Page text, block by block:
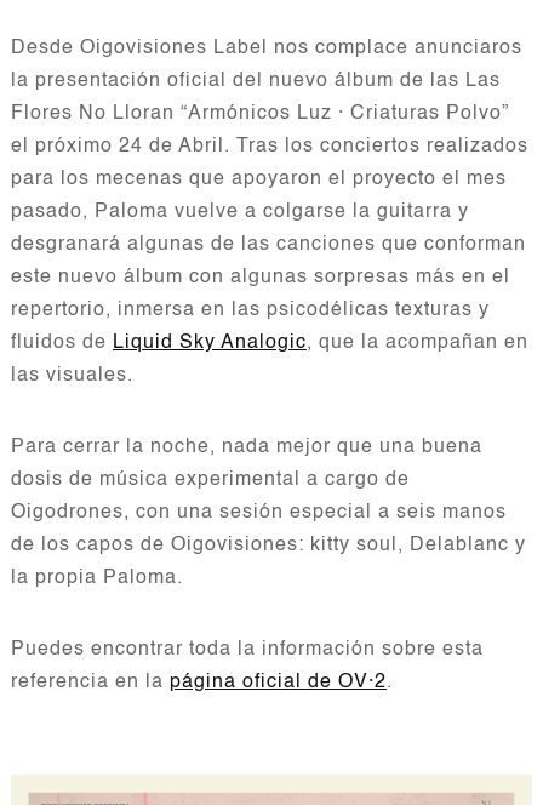
Desde Oigovisiones Label nos complace anunciaros
la presentación oficial del nuevo álbum de las Las
Flores No Lloran “Armónicos Luz · Criaturas Polvo”
el próximo 24 de Abril. Tras los conciertos realizados
para los mecenas que apoyaron el proyecto el mes
pasado, Paloma vuelve a colgarse la guitarra y
desgranará algunas de las canciones que conforman
este nuevo álbum con algunas sorpresas más en el
repertorio, inmersa en las psicodélicas texturas y
fluidos de Liquid Sky Analogic, que la acompañan en
las visuales.
Para cerrar la noche, nada mejor que una buena
dosis de música experimental a cargo de
Oigodrones, con una sesión especial a seis manos
de los capos de Oigovisiones: kitty soul, Delablanc y
la propia Paloma.
Puedes encontrar toda la información sobre esta
referencia en la página oficial de OV·2.